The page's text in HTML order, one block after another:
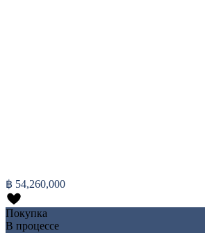
฿ 54,260,000
Покупка
В процессе